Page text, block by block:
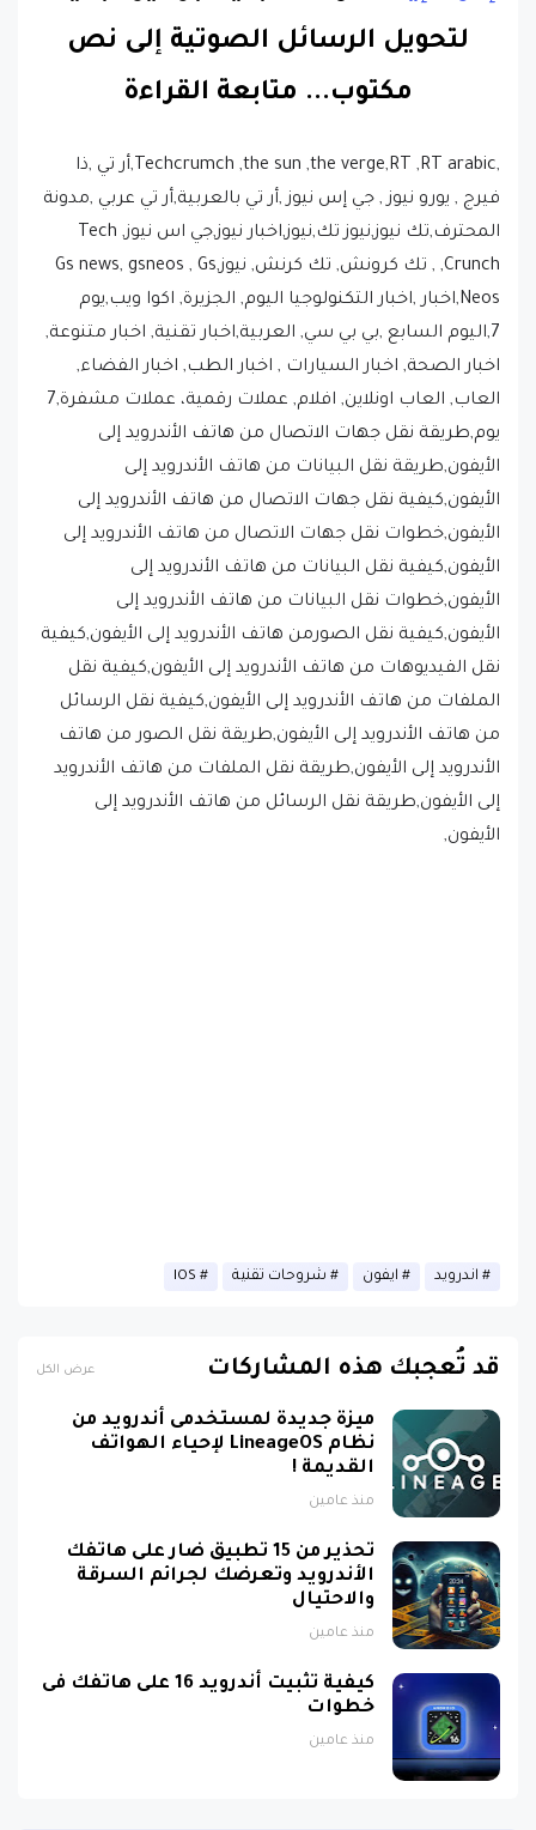
لتحويل الرسائل الصوتية إلى نص
مكتوب... متابعة القراءة
,Techcrumch ,the sun ,the verge,RT ,RT arabic,أر تي ,ذا
فيرج , يورو نيوز , جي إس نيوز ,أر تي بالعربية,أر تي عربي ,مدونة
المحترف,تك نيوز,نيوز تك,نيوز,اخبار نيوز,جي اس نيوز, Tech
Crunch, , تك كرونش, تك كرنش, نيوز,Gs news, gsneos , Gs
Neos,اخبار ,اخبار التكنولوجيا اليوم, الجزيرة, اكوا ويب,يوم
7,اليوم السابع ,بي بي سي, العربية,اخبار تقنية, اخبار متنوعة,
اخبار الصحة, اخبار السيارات , اخبار الطب, اخبار الفضاء,
العاب, العاب اونلاين, افلام, عملات رقمية، عملات مشفرة,7
يوم,طريقة نقل جهات الاتصال من هاتف الأندرويد إلى
الأيفون,طريقة نقل البيانات من هاتف الأندرويد إلى
الأيفون,كيفية نقل جهات الاتصال من هاتف الأندرويد إلى
الأيفون,خطوات نقل جهات الاتصال من هاتف الأندرويد إلى
الأيفون,كيفية نقل البيانات من هاتف الأندرويد إلى
الأيفون,خطوات نقل البيانات من هاتف الأندرويد إلى
الأيفون,كيفية نقل الصورمن هاتف الأندرويد إلى الأيفون,كيفية
نقل الفيديوهات من هاتف الأندرويد إلى الأيفون,كيفية نقل
الملفات من هاتف الأندرويد إلى الأيفون,كيفية نقل الرسائل
من هاتف الأندرويد إلى الأيفون,طريقة نقل الصور من هاتف
الأندرويد إلى الأيفون,طريقة نقل الملفات من هاتف الأندرويد
إلى الأيفون,طريقة نقل الرسائل من هاتف الأندرويد إلى
الأيفون,
اندرويد ايفون شروحات تقنية IOS
قد تُعجبك هذه المشاركات عرض الكل
ميزة جديدة لمستخدمى أندرويد من
نظام LineageOS لإحياء الهواتف
القديمة !
منذ عامين
تحذير من 15 تطبيق ضار على هاتفك
الأندرويد وتعرضك لجرائم السرقة
والاحتيال
منذ عامين
كيفية تثبيت أندرويد 16 على هاتفك فى
خطوات
منذ عامين